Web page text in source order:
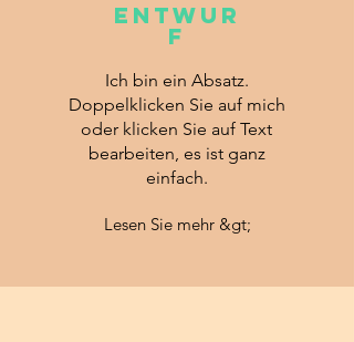
ENTWUR
F
Ich bin ein Absatz.
Doppelklicken Sie auf mich
oder klicken Sie auf Text
bearbeiten, es ist ganz
einfach.
Lesen Sie mehr &gt;